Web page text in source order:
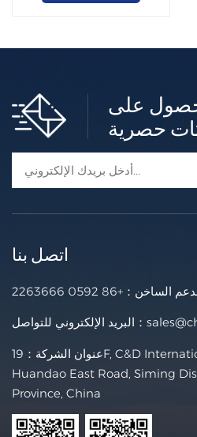
على
اتصل بنا
الساخن： +86 0592 2263666
البريد الإلكتروني للتواصل：
عنوان الشركة：19F, C&D International Building, No.1699
Huandao East Road, Siming
Province, China